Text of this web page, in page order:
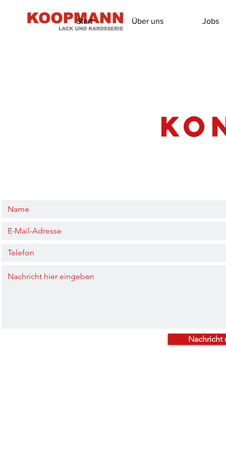
Start Über uns Jobs
Nachricht